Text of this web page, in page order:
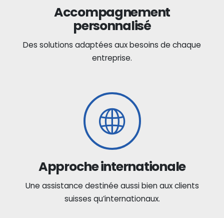
Accompagnement
personnalisé
Des solutions adaptées aux besoins de chaque
entreprise.
Approche internationale
Une assistance destinée aussi bien aux clients
suisses qu’internationaux.